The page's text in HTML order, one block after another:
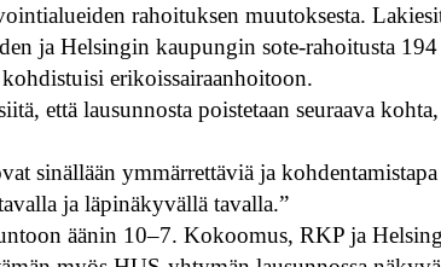
rahoituksen muutoksesta.
ja Helsingin kaupungin sote-rahoitusta 194
erikoissairaanhoitoon.
että lausunnosta poistetaan seuraava kohta,
sinällään ymmärrettäviä ja kohdentamistapa
ja läpinäkyvällä tavalla.”
äänin 10–7. Kokoomus, RKP ja